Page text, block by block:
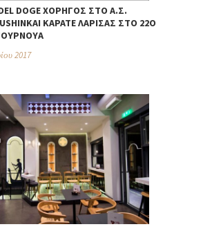
DOGE ΧΟΡΗΓΌΣ ΣΤΟ Α.Σ.
ΚΑΡΆΤΕ ΛΆΡΙΣΑΣ ΣΤΟ 22Ο
2017